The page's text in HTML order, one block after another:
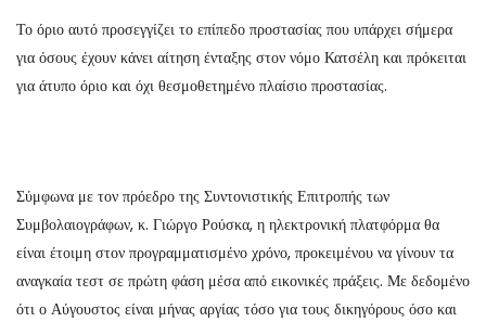
Το όριο αυτό προσεγγίζει το επίπεδο προστασίας που υπάρχει σήμερα
για όσους έχουν κάνει αίτηση ένταξης στον νόμο Κατσέλη και πρόκειται
για άτυπο όριο και όχι θεσμοθετημένο πλαίσιο προστασίας.
Σύμφωνα με τον πρόεδρο της Συντονιστικής Επιτροπής των
Συμβολαιογράφων, κ. Γιώργο Ρούσκα, η ηλεκτρονική πλατφόρμα θα
είναι έτοιμη στον προγραμματισμένο χρόνο, προκειμένου να γίνουν τα
αναγκαία τεστ σε πρώτη φάση μέσα από εικονικές πράξεις. Με δεδομένο
ότι ο Αύγουστος είναι μήνας αργίας τόσο για τους δικηγόρους όσο και